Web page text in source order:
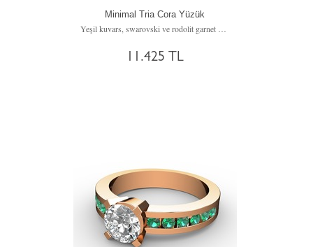
Minimal Tria Cora Yüzük
11.425 TL